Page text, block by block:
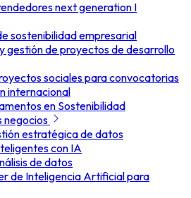
next generation I
sostenibilidad empresarial
gestión de proyectos de desarrollo
sociales para convocatorias
internacional
en Sostenibilidad
negocios
estratégica de datos
con IA
de datos
de Inteligencia Artificial para